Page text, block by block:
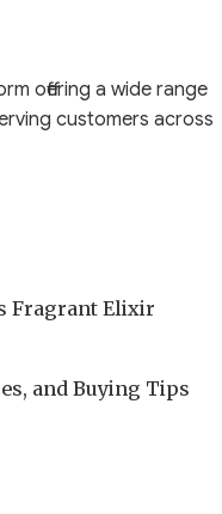
offering a wide range
customers across
Fragrant Elixir
and Buying Tips